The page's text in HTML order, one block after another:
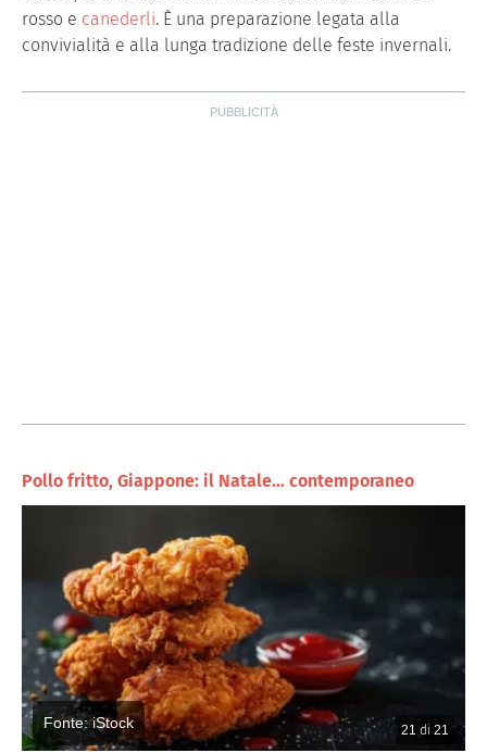
rosso e canederli. È una preparazione legata alla
convivialità e alla lunga tradizione delle feste invernali.
Pollo fritto, Giappone: il Natale… contemporaneo
21 di 21
Fonte: iStock